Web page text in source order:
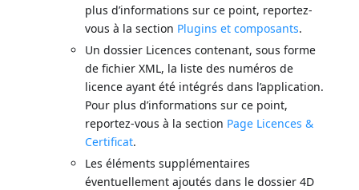
plus d’informations sur ce point, reportez-
vous à la section Plugins et composants.
Un dossier Licences contenant, sous forme
de fichier XML, la liste des numéros de
licence ayant été intégrés dans l’application.
Pour plus d’informations sur ce point,
reportez-vous à la section Page Licences &
Certificat.
Les éléments supplémentaires
éventuellement ajoutés dans le dossier 4D